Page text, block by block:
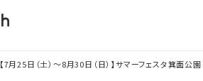
【7月25日（土）～8月30日（日）】サマーフェスタ箕面公園